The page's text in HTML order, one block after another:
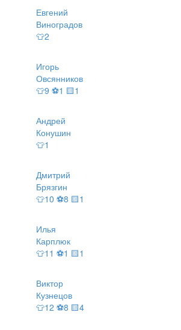
Евгений
Виноградов
👕2
Игорь
Овсянников
👕9 ⚽1 🟨1
Андрей
Конушин
👕1
Дмитрий
Брязгин
👕10 ⚽8 🟨1
Илья
Карплюк
👕11 ⚽1 🟨1
Виктор
Кузнецов
👕12 ⚽8 🟨4